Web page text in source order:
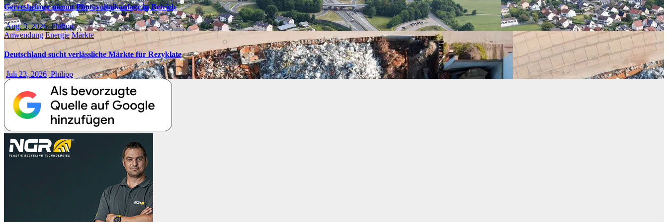
Gerresheimer nimmt Photovoltaikanlage in Betrieb
Aug. 3, 2026 Philipp
Anwendung Energie Märkte
Deutschland sucht verlässliche Märkte für Rezyklate
Juli 23, 2026 Philipp